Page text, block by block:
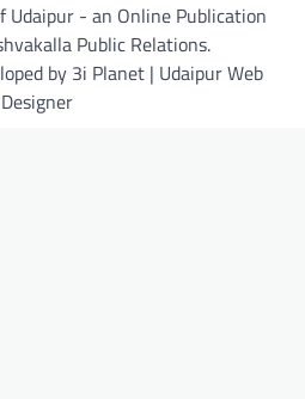
Udaipur - an Online Publication
Public Relations.
by 3i Planet | Udaipur Web
Designer